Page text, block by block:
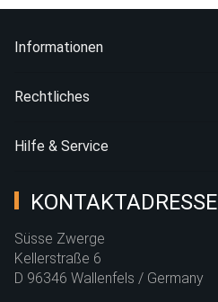
Informationen
Rechtliches
Hilfe & Service
KONTAKTADRESSE
Süsse Zwerge
Kellerstraße 6
D 96346 Wallenfels / Germany